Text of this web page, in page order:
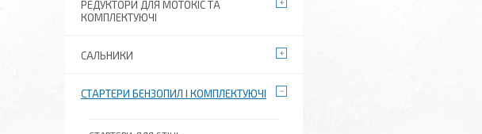
РЕДУКТОРИ ДЛЯ МОТОКІС ТА
КОМПЛЕКТУЮЧІ
САЛЬНИКИ
СТАРТЕРИ БЕНЗОПИЛ І КОМПЛЕКТУЮЧІ